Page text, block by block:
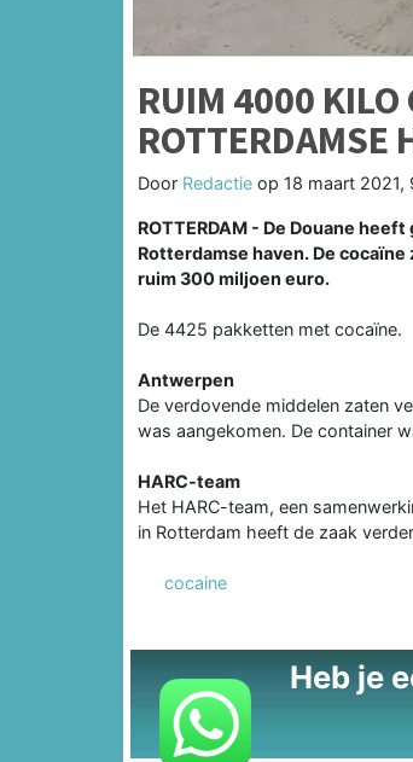
RUIM 4000 KILO
ROTTERDAMSE
Door Redactie op 18 maart 2021,
ROTTERDAM - De Douane
Rotterdamse haven. De
ruim 300 miljoen euro.
De 4425 pakketten met cocaïne.
Antwerpen
De verdovende middelen zaten
was aangekomen. De container
HARC-team
Het HARC-team, een
in Rotterdam heeft de zaak
cocaine
Heb je